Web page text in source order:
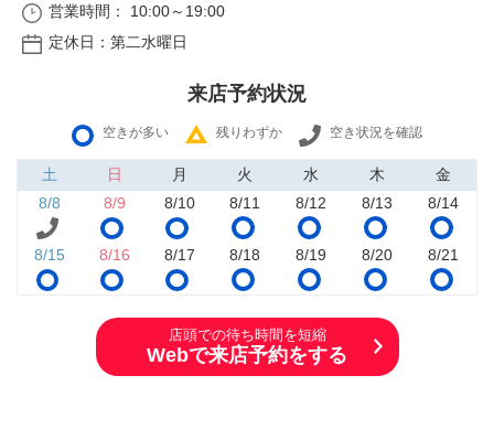
営業時間： 10:00～19:00
定休日：第二水曜日
来店予約状況
空きが多い 残りわずか 空き状況を確認
土 日 月 火 水 木
金
8/8
8/9 8/10 8/11 8/12 8/13 8/14
8/15 8/16 8/17 8/18 8/19 8/20 8/21
店頭での待ち時間を短縮
Webで来店予約をする